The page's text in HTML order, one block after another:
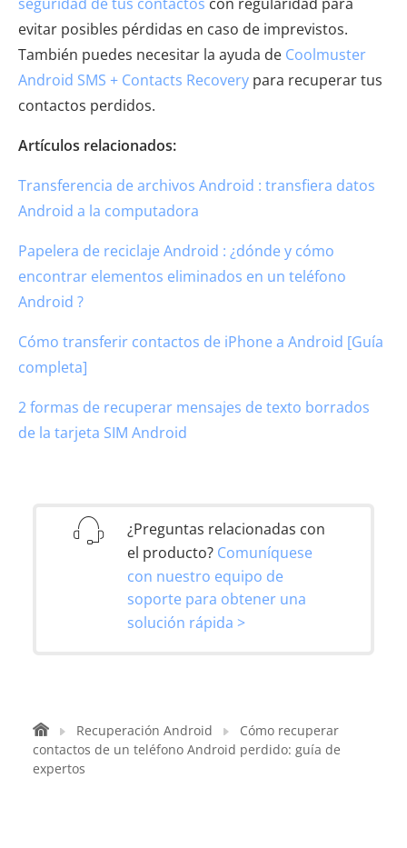
evitar posibles pérdidas en caso de imprevistos.
También puedes necesitar la ayuda de Coolmuster
Android SMS + Contacts Recovery para recuperar tus
contactos perdidos.
Artículos relacionados:
Transferencia de archivos Android : transfiera datos
Android a la computadora
Papelera de reciclaje Android : ¿dónde y cómo
encontrar elementos eliminados en un teléfono
Android ?
Cómo transferir contactos de iPhone a Android [Guía
completa]
2 formas de recuperar mensajes de texto borrados
de la tarjeta SIM Android
¿Preguntas relacionadas con
el producto? Comuníquese
con nuestro equipo de
soporte para obtener una
solución rápida >
Recuperación Android
Cómo recuperar
contactos de un teléfono Android perdido: guía de
expertos